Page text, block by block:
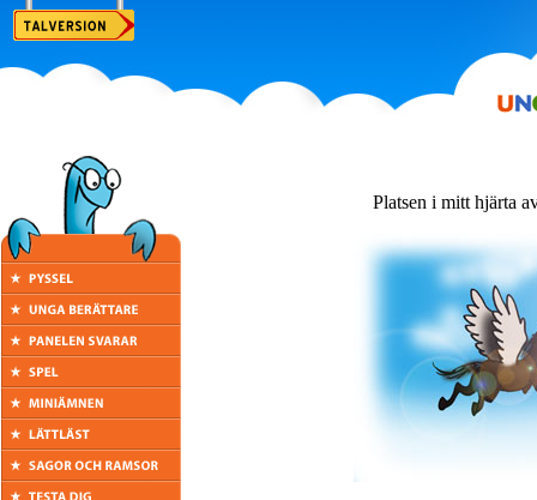
Platsen i mitt hjärta